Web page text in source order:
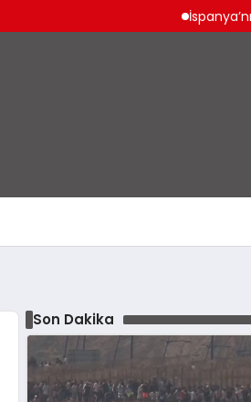
İspanya’nın
Son Dakika